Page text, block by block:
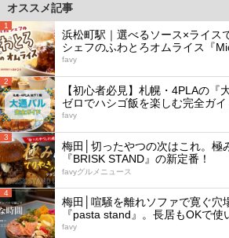
オススメ記事
1
浜松町駅｜選べるソース×ライス
シェフのふわとろオムライス『
favy
2
【初心者必見】札幌・4PLAの『
ゼロでハシゴ飯を楽しむ完全ガイ
favy
3
梅田│切ったやつの次はこれ。極
『BRISK STAND』の新定番！
favyグルメニュース
4
梅田│喧騒を離れソファで寛ぐ穴
『pasta stand』。長居もOKで使
favy